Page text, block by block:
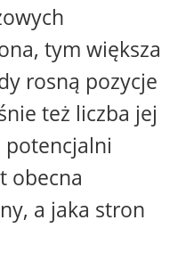
tym większa
rosną pozycje
też liczba jej
potencjalni
obecna
a jaka stron